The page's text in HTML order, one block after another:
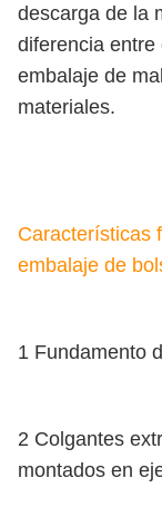
descarga de la
diferencia
embalaje de
materiales.
Características
embalaje de
1 Fundamento
2 Colgantes
montados en